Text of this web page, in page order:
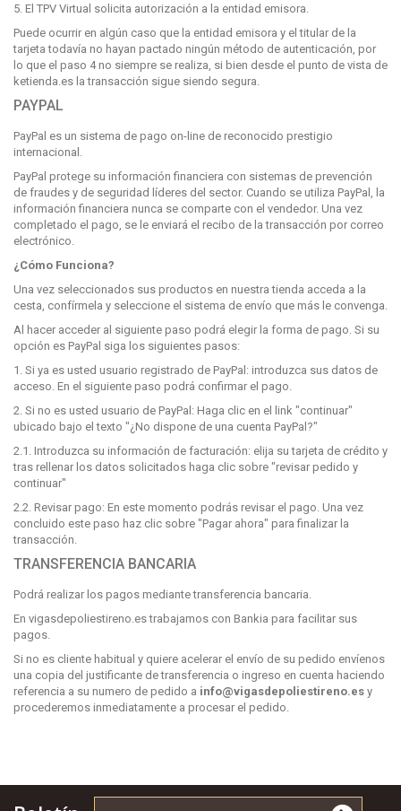
5. El TPV Virtual solicita autorización a la entidad emisora.
Puede ocurrir en algún caso que la entidad emisora y el titular de la
tarjeta todavía no hayan pactado ningún método de autenticación, por
lo que el paso 4 no siempre se realiza, si bien desde el punto de vista de
ketienda.es la transacción sigue siendo segura.
PAYPAL
PayPal es un sistema de pago on-line de reconocido prestigio
internacional.
PayPal protege su información financiera con sistemas de prevención
de fraudes y de seguridad líderes del sector. Cuando se utiliza PayPal, la
información financiera nunca se comparte con el vendedor. Una vez
completado el pago, se le enviará el recibo de la transacción por correo
electrónico.
¿Cómo Funciona?
Una vez seleccionados sus productos en nuestra tienda acceda a la
cesta, confírmela y seleccione el sistema de envío que más le convenga.
Al hacer acceder al siguiente paso podrá elegir la forma de pago. Si su
opción es PayPal siga los siguientes pasos:
1. Si ya es usted usuario registrado de PayPal: introduzca sus datos de
acceso. En el siguiente paso podrá confirmar el pago.
2. Si no es usted usuario de PayPal: Haga clic en el link "continuar"
ubicado bajo el texto "¿No dispone de una cuenta PayPal?"
2.1. Introduzca su información de facturación: elija su tarjeta de crédito y
tras rellenar los datos solicitados haga clic sobre "revisar pedido y
continuar"
2.2. Revisar pago: En este momento podrás revisar el pago. Una vez
concluido este paso haz clic sobre "Pagar ahora" para finalizar la
transacción.
TRANSFERENCIA BANCARIA
Podrá realizar los pagos mediante transferencia bancaria.
En vigasdepoliestireno.es trabajamos con Bankia para facilitar sus
pagos.
Si no es cliente habitual y quiere acelerar el envío de su pedido envíenos
una copia del justificante de transferencia o ingreso en cuenta haciendo
referencia a su numero de pedido a info@vigasdepoliestireno.es y
procederemos inmediatamente a procesar el pedido.